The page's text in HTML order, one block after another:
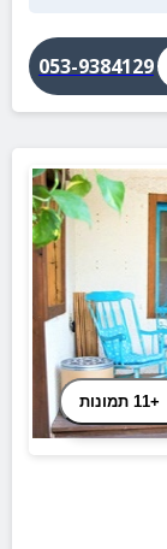
053-9384129
+11 תמונות